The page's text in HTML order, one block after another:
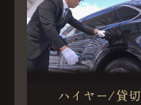
ハイヤー/貸切